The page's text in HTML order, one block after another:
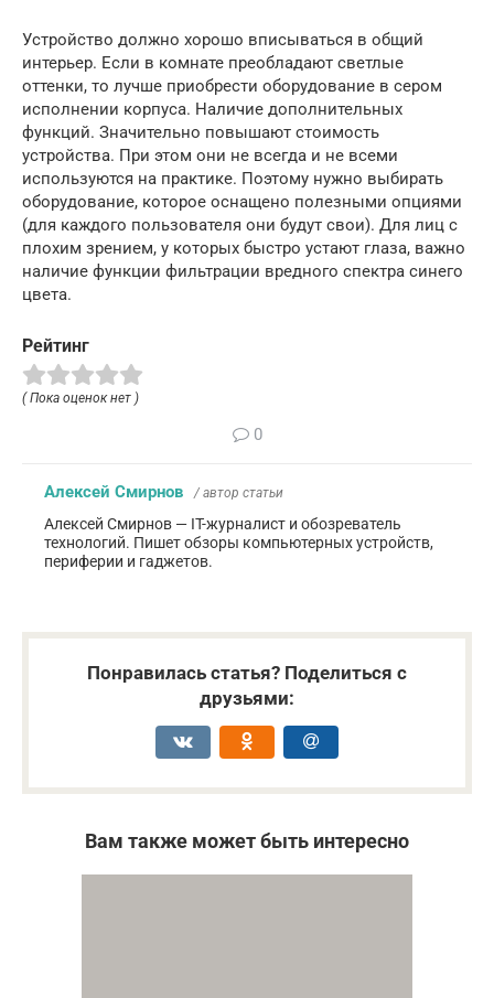
Устройство должно хорошо вписываться в общий
интерьер. Если в комнате преобладают светлые
оттенки, то лучше приобрести оборудование в сером
исполнении корпуса. Наличие дополнительных
функций. Значительно повышают стоимость
устройства. При этом они не всегда и не всеми
используются на практике. Поэтому нужно выбирать
оборудование, которое оснащено полезными опциями
(для каждого пользователя они будут свои). Для лиц с
плохим зрением, у которых быстро устают глаза, важно
наличие функции фильтрации вредного спектра синего
цвета.
Рейтинг
( Пока оценок нет )
0
Алексей Смирнов / автор статьи
Алексей Смирнов — IT-журналист и обозреватель
технологий. Пишет обзоры компьютерных устройств,
периферии и гаджетов.
Понравилась статья? Поделиться с
друзьями:
Вам также может быть интересно